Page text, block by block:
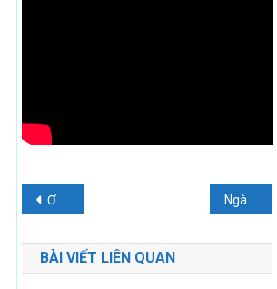
Điều
hướng
bài
Ơn cứu độ cho muôn dân (29.12.2023 – Thứ Sáu – Ngày 5 tuần Bát nhật Giáng Sinh) Ngày càng lớn lên (30.12.2023 – Thứ Bảy – ngày 6 trong tuần Bát nhật Giáng Sinh)
BÀI VIẾT LIÊN QUAN